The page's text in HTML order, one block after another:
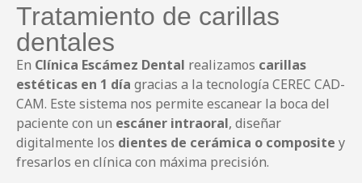
Tratamiento de carillas
dentales
En Clínica Escámez Dental realizamos carillas
estéticas en 1 día gracias a la tecnología CEREC CAD-
CAM. Este sistema nos permite escanear la boca del
paciente con un escáner intraoral, diseñar
digitalmente los dientes de cerámica o composite y
fresarlos en clínica con máxima precisión.